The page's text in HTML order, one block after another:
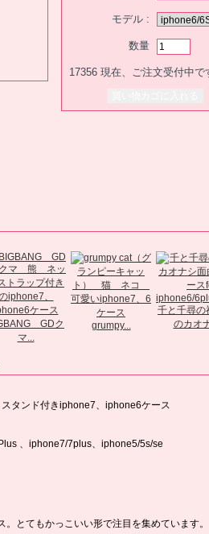
モデル :
数量
17356 現在、ご注文受付中で
GDク
マ...
grumpy...
千と千尋の
のカオ
タンド付きiphone7、iphone6ケース
、iphone7/7plus、iphone5/5s/se
とてもかっこいい形で注目を集めています。